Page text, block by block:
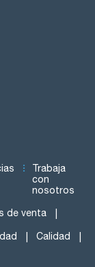
Trabaja
con
nosotros
de venta
Calidad